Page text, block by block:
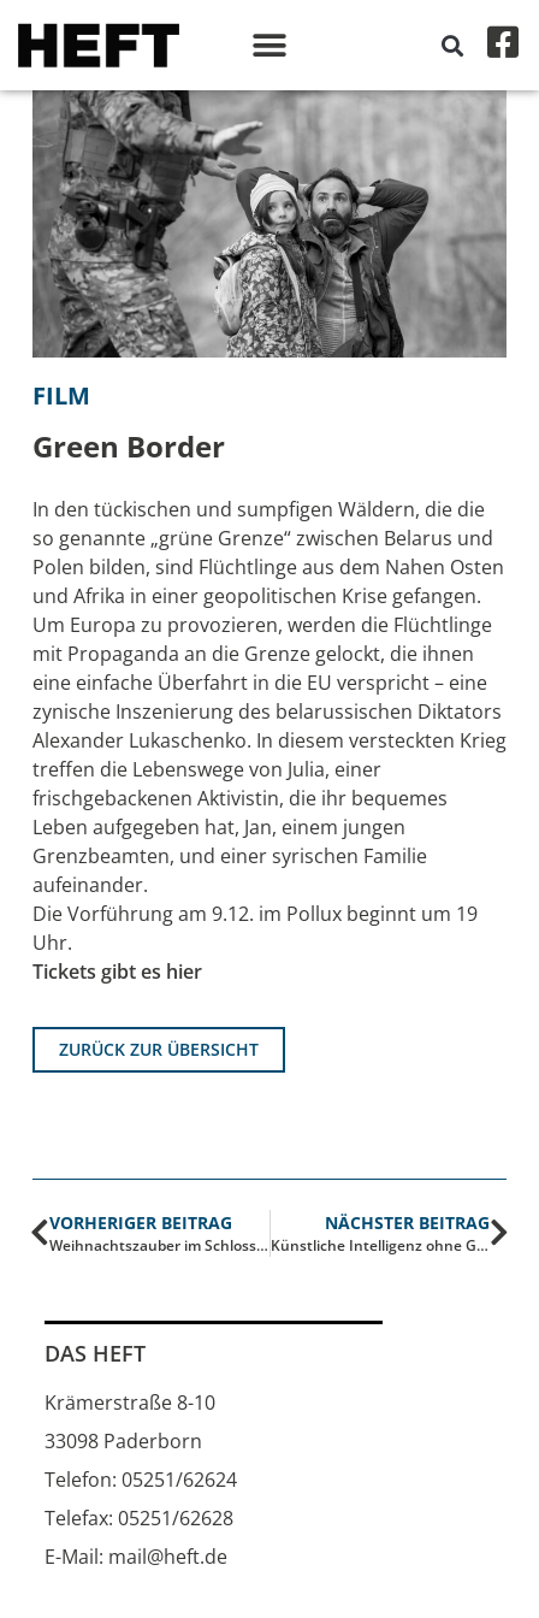
FILM
Green Border
In den tückischen und sumpfigen Wäldern, die die
so genannte „grüne Grenze“ zwischen Belarus und
Polen bilden, sind Flüchtlinge aus dem Nahen Osten
und Afrika in einer geopolitischen Krise gefangen.
Um Europa zu provozieren, werden die Flüchtlinge
mit Propaganda an die Grenze gelockt, die ihnen
eine einfache Überfahrt in die EU verspricht – eine
zynische Inszenierung des belarussischen Diktators
Alexander Lukaschenko. In diesem versteckten Krieg
treffen die Lebenswege von Julia, einer
frischgebackenen Aktivistin, die ihr bequemes
Leben aufgegeben hat, Jan, einem jungen
Grenzbeamten, und einer syrischen Familie
aufeinander.
Die Vorführung am 9.12. im Pollux beginnt um 19
Uhr.
Tickets gibt es hier
ZURÜCK ZUR ÜBERSICHT
VORHERIGER BEITRAG
Weihnachtszauber im Schlosspark
NÄCHSTER BEITRAG
Künstliche Intelligenz ohne Grenzen
DAS HEFT
Krämerstraße 8-10
33098 Paderborn
Telefon: 05251/62624
Telefax: 05251/62628
E-Mail: mail@heft.de